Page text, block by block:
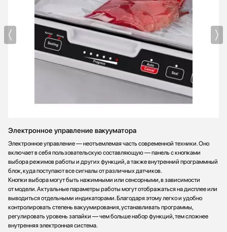
Электронное управление вакууматора
Электронное управление — неотъемлемая часть современной техники. Оно
включает в себя пользовательскую составляющую — панель с кнопками
выбора режимов работы и других функций, а также внутренний программный
блок, куда поступают все сигналы от различных датчиков.
Кнопки выбора могут быть нажимными или сенсорными, в зависимости
от модели. Актуальные параметры работы могут отображаться на дисплее или
выводиться отдельными индикаторами. Благодаря этому легко и удобно
контролировать степень вакуумирования, устанавливать программы,
регулировать уровень запайки — чем больше набор функций, тем сложнее
внутренняя электронная система.